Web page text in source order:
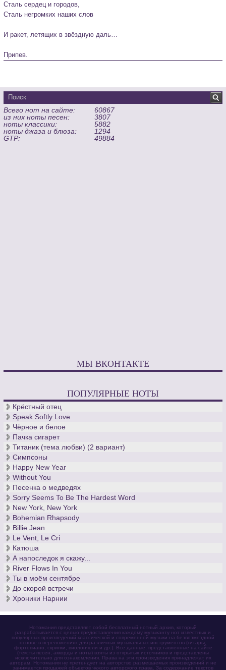
Сталь сердец и городов,
Сталь негромких наших слов
И ракет, летящих в звёздную даль…
Припев.
Всего нот на сайте:
60867
из них ноты песен:
3807
ноты классики:
5882
ноты джаза и блюза:
1294
GTP:
49884
МЫ ВКОНТАКТЕ
ПОПУЛЯРНЫЕ НОТЫ
Крёстный отец
Speak Softly Love
Чёрное и белое
Пачка сигарет
Титаник (тема любви) (2 вариант)
Симпсоны
Happy New Year
Without You
Песенка о медведях
Sorry Seems To Be The Hardest Word
New York, New York
Bohemian Rhapsody
Billie Jean
Le Vent, Le Cri
Катюша
А напоследок я скажу...
River Flows In You
Ты в моём сентябре
До скорой встречи
Хроники Нарнии
Нотомания представляет собой бесплатный нотный архив, который
разрабатывается с целью предоставления каждому музыканту нот известных и
популярных произведений классической и современной музыки на безвозмездной
основе в переложениях для различных музыкальных инструментов (гитары,
фортепиано, скрипки, виолончели и др.). Все данные, представленные на сайте
(тексты песен, аккорды и ноты) взяты из открытых источников и представлены
исключительно для ознакомления. Права на эти произведения принадлежат их
авторам. Нотомания не претендует на авторство размещаемых произведений и не
занимается продажей объектов чужого авторского права. За содержание текстов